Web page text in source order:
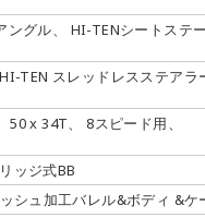
ングル、 HI-TENシートステ
TEN スレッドレスステアラ
50 x 34T、 8スピード用、
ッジ式BB
シュ加工バレル&ボディ &ケ